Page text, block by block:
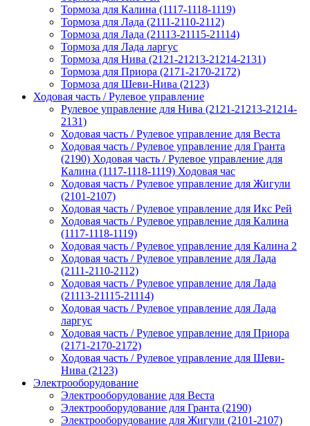
Тормоза для Калина (1117-1118-1119)
Тормоза для Лада (2111-2110-2112)
Тормоза для Лада (21113-21115-21114)
Тормоза для Лада ларгус
Тормоза для Нива (2121-21213-21214-2131)
Тормоза для Приора (2171-2170-2172)
Тормоза для Шеви-Нива (2123)
Ходовая часть / Рулевое управление
Рулевое управление для Нива (2121-21213-21214-
2131)
Ходовая часть / Рулевое управление для Веста
Ходовая часть / Рулевое управление для Гранта
(2190) Ходовая часть / Рулевое управление для
Калина (1117-1118-1119) Ходовая час
Ходовая часть / Рулевое управление для Жигули
(2101-2107)
Ходовая часть / Рулевое управление для Икс Рей
Ходовая часть / Рулевое управление для Калина
(1117-1118-1119)
Ходовая часть / Рулевое управление для Калина 2
Ходовая часть / Рулевое управление для Лада
(2111-2110-2112)
Ходовая часть / Рулевое управление для Лада
(21113-21115-21114)
Ходовая часть / Рулевое управление для Лада
ларгус
Ходовая часть / Рулевое управление для Приора
(2171-2170-2172)
Ходовая часть / Рулевое управление для Шеви-
Нива (2123)
Электрооборудование
Электрооборудование для Веста
Электрооборудование для Гранта (2190)
Электрооборудование для Жигули (2101-2107)